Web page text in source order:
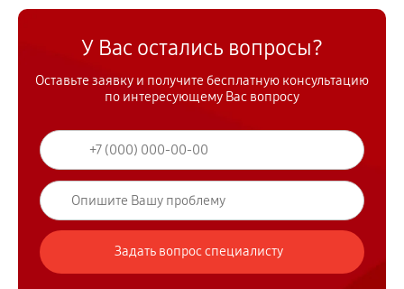
У Вас остались вопросы?
Оставьте заявку и получите бесплатную консультацию
по интересующему Вас вопросу